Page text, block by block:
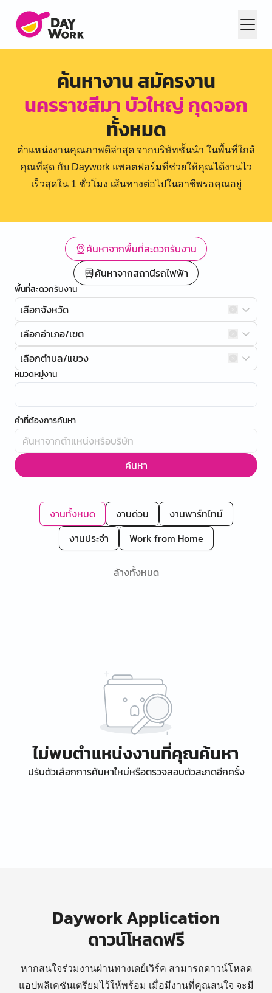
ค้นหางาน สมัครงาน
นครราชสีมา บัวใหญ่ กุดจอก
ทั้งหมด
ตำแหน่งงานคุณภาพดีล่าสุด จากบริษัทชั้นนำ ในพื้นที่ใกล้
คุณที่สุด กับ Daywork แพลตฟอร์มที่ช่วยให้คุณได้งานไว
เร็วสุดใน 1 ชั่วโมง เส้นทางต่อไปในอาชีพรอคุณอยู่
ค้นหาจากพื้นที่สะดวกรับงาน
ค้นหาจากสถานีรถไฟฟ้า
พื้นที่สะดวกรับงาน
เลือกจังหวัด
เลือกอำเภอ/เขต
เลือกตำบล/แขวง
หมวดหมู่งาน
คำที่ต้องการค้นหา
ค้นหา
งานทั้งหมด งานด่วน
งานพาร์ทไทม์
งานประจำ
Work from Home
ล้างทั้งหมด
ไม่พบตำแหน่งงานที่คุณค้นหา
ปรับตัวเลือกการค้นหาใหม่หรือตรวจสอบตัวสะกดอีกครั้ง
Daywork Application
ดาวน์โหลดฟรี
หากสนใจร่วมงานผ่านทางเดย์เวิร์ค สามารถดาวน์โหลด
แอปพลิเคชันเตรียมไว้ให้พร้อม เมื่อมีงานที่คุณสนใจ จะมี